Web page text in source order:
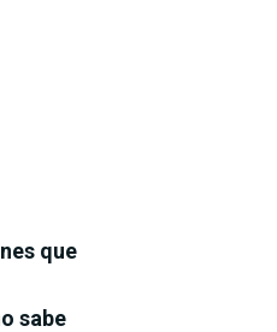
que
sabe